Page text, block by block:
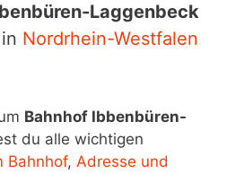
Laggenbeck
Nordrhein-Westfalen
Bahnhof Ibbenbüren-
du alle wichtigen
Bahnhof, Adresse und